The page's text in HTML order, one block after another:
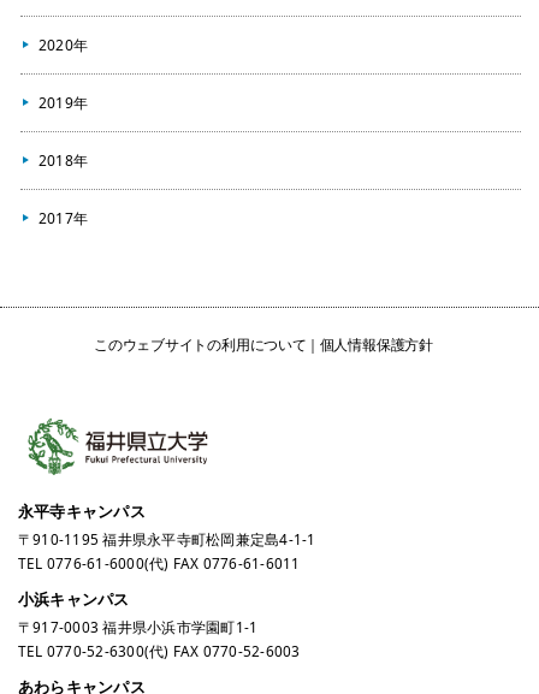
2020年
2019年
2018年
2017年
このウェブサイトの利用について 個人情報保護方針
永平寺キャンパス
〒910-1195 福井県永平寺町松岡兼定島4-1-1
TEL 0776-61-6000(代) FAX 0776-61-6011
小浜キャンパス
〒917-0003 福井県小浜市学園町1-1
TEL 0770-52-6300(代) FAX 0770-52-6003
あわらキャンパス